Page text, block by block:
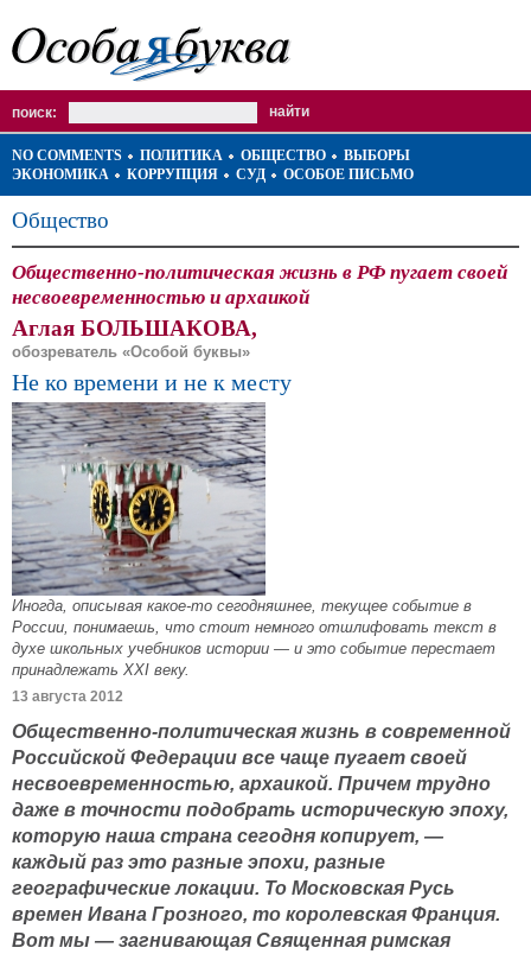
поиск:
NO COMMENTS ПОЛИТИКА ОБЩЕСТВО
ВЫБОРЫ
ЭКОНОМИКА
КОРРУПЦИЯ СУД ОСОБОЕ ПИСЬМО
Общество
Общественно-политическая жизнь в РФ пугает своей
несвоевременностью и архаикой
Аглая БОЛЬШАКОВА,
обозреватель «Особой буквы»
Не ко времени и не к месту
Иногда, описывая какое-то сегодняшнее, текущее событие в
России, понимаешь, что стоит немного отшлифовать текст в
духе школьных учебников истории — и это событие перестает
принадлежать XXI веку.
13 августа 2012
Общественно-политическая жизнь в современной
Российской Федерации все чаще пугает своей
несвоевременностью, архаикой. Причем трудно
даже в точности подобрать историческую эпоху,
которую наша страна сегодня копирует, —
каждый раз это разные эпохи, разные
географические локации. То Московская Русь
времен Ивана Грозного, то королевская Франция.
Вот мы — загнивающая Священная римская